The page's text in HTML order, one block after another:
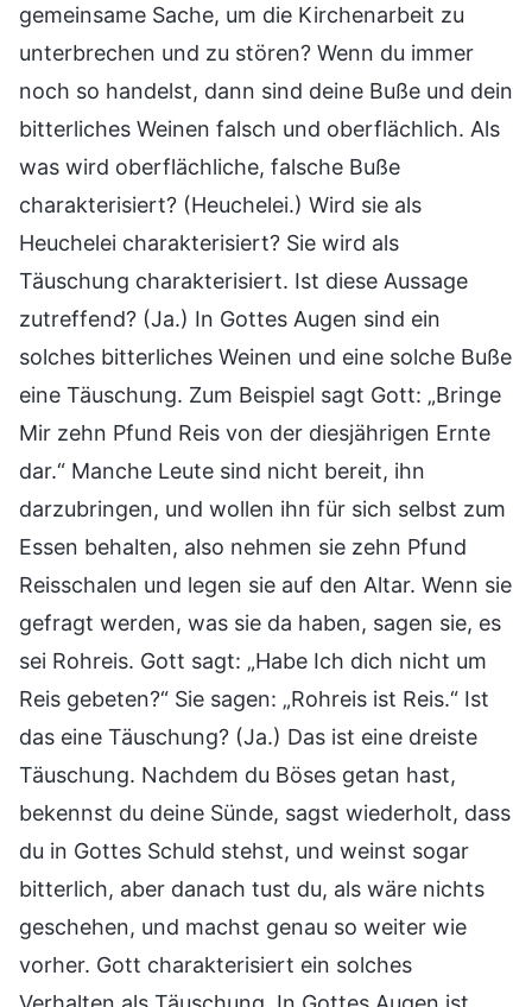
gemeinsame Sache, um die Kirchenarbeit zu
unterbrechen und zu stören? Wenn du immer
noch so handelst, dann sind deine Buße und dein
bitterliches Weinen falsch und oberflächlich. Als
was wird oberflächliche, falsche Buße
charakterisiert? (Heuchelei.) Wird sie als
Heuchelei charakterisiert? Sie wird als
Täuschung charakterisiert. Ist diese Aussage
zutreffend? (Ja.) In Gottes Augen sind ein
solches bitterliches Weinen und eine solche Buße
eine Täuschung. Zum Beispiel sagt Gott: „Bringe
Mir zehn Pfund Reis von der diesjährigen Ernte
dar.“ Manche Leute sind nicht bereit, ihn
darzubringen, und wollen ihn für sich selbst zum
Essen behalten, also nehmen sie zehn Pfund
Reisschalen und legen sie auf den Altar. Wenn sie
gefragt werden, was sie da haben, sagen sie, es
sei Rohreis. Gott sagt: „Habe Ich dich nicht um
Reis gebeten?“ Sie sagen: „Rohreis ist Reis.“ Ist
das eine Täuschung? (Ja.) Das ist eine dreiste
Täuschung. Nachdem du Böses getan hast,
bekennst du deine Sünde, sagst wiederholt, dass
du in Gottes Schuld stehst, und weinst sogar
bitterlich, aber danach tust du, als wäre nichts
geschehen, und machst genau so weiter wie
vorher. Gott charakterisiert ein solches